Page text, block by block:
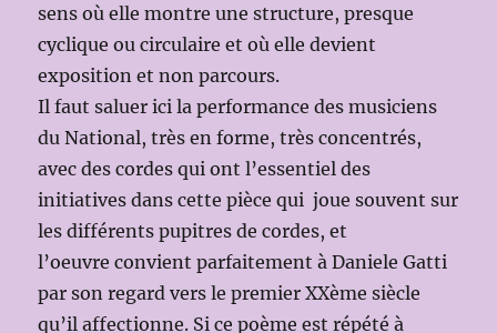
sens où elle montre une structure, presque
cyclique ou circulaire et où elle devient
exposition et non parcours.
Il faut saluer ici la performance des musiciens
du National, très en forme, très concentrés,
avec des cordes qui ont l’essentiel des
initiatives dans cette pièce qui joue souvent sur
les différents pupitres de cordes, et
l’oeuvre convient parfaitement à Daniele Gatti
par son regard vers le premier XXème siècle
qu’il affectionne. Si ce poème est répété à